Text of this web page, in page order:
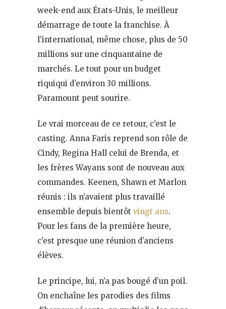
week-end aux États-Unis, le meilleur
démarrage de toute la franchise. À
l’international, même chose, plus de 50
millions sur une cinquantaine de
marchés. Le tout pour un budget
riquiqui d’environ 30 millions.
Paramount peut sourire.
Le vrai morceau de ce retour, c’est le
casting. Anna Faris reprend son rôle de
Cindy, Regina Hall celui de Brenda, et
les frères Wayans sont de nouveau aux
commandes. Keenen, Shawn et Marlon
réunis : ils n’avaient plus travaillé
ensemble depuis bientôt vingt ans.
Pour les fans de la première heure,
c’est presque une réunion d’anciens
élèves.
Le principe, lui, n’a pas bougé d’un poil.
On enchaîne les parodies des films